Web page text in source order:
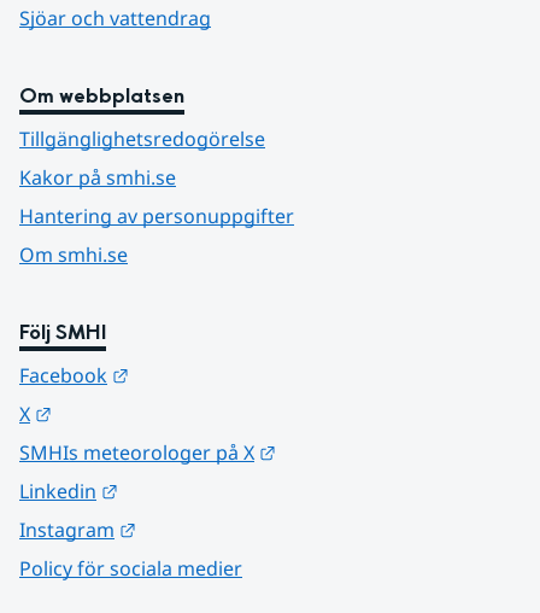
Sjöar och vattendrag
Om webbplatsen
Tillgänglighetsredogörelse
Kakor på smhi.se
Hantering av personuppgifter
Om smhi.se
Följ SMHI
Facebook
X
SMHIs meteorologer på X
Linkedin
Instagram
Policy för sociala medier